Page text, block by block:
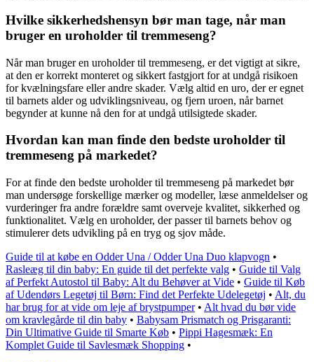
Hvilke sikkerhedshensyn bør man tage, når man
bruger en uroholder til tremmeseng?
Når man bruger en uroholder til tremmeseng, er det vigtigt at sikre,
at den er korrekt monteret og sikkert fastgjort for at undgå risikoen
for kvælningsfare eller andre skader. Vælg altid en uro, der er egnet
til barnets alder og udviklingsniveau, og fjern uroen, når barnet
begynder at kunne nå den for at undgå utilsigtede skader.
Hvordan kan man finde den bedste uroholder til
tremmeseng på markedet?
For at finde den bedste uroholder til tremmeseng på markedet bør
man undersøge forskellige mærker og modeller, læse anmeldelser og
vurderinger fra andre forældre samt overveje kvalitet, sikkerhed og
funktionalitet. Vælg en uroholder, der passer til barnets behov og
stimulerer dets udvikling på en tryg og sjov måde.
Guide til at købe en Odder Una / Odder Una Duo klapvogn •
Rasleæg til din baby: En guide til det perfekte valg • Guide til Valg
af Perfekt Autostol til Baby: Alt du Behøver at Vide • Guide til Køb
af Udendørs Legetøj til Børn: Find det Perfekte Udelegetøj • Alt, du
har brug for at vide om leje af brystpumper• Alt hvad du bør vide
om kravlegårde til din baby • Babysam Prismatch og Prisgaranti:
Din Ultimative Guide til Smarte Køb • Pippi Hagesmæk: En
Komplet Guide til Savlesmæk Shopping •